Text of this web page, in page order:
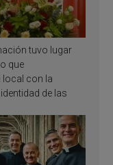
tuvo lugar
que
local con la
de las